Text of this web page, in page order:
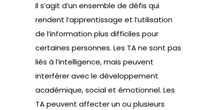
Il s’agit d’un ensemble de défis qui
rendent l’apprentissage et l’utilisation
de l’information plus difficiles pour
certaines personnes. Les TA ne sont pas
liés à l’intelligence, mais peuvent
interférer avec le développement
académique, social et émotionnel. Les
TA peuvent affecter un ou plusieurs